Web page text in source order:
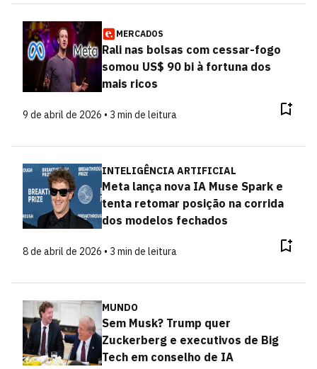
MERCADOS
Rali nas bolsas com cessar-fogo
somou US$ 90 bi à fortuna dos
mais ricos
9 de abril de 2026 • 3 min de leitura
INTELIGÊNCIA ARTIFICIAL
Meta lança nova IA Muse Spark e
tenta retomar posição na corrida
dos modelos fechados
8 de abril de 2026 • 3 min de leitura
MUNDO
Sem Musk? Trump quer
Zuckerberg e executivos de Big
Tech em conselho de IA